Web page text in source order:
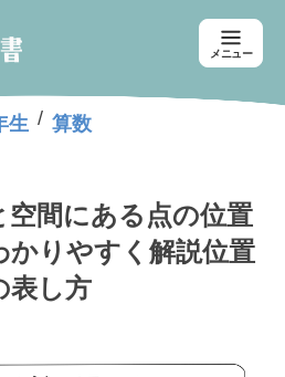
メニュー
生 / 算数
空間にある点の位置
かりやすく解説位置
表し方